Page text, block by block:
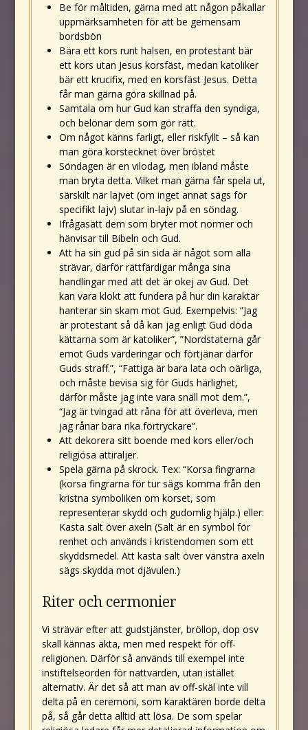
Be för måltiden, gärna med att någon påkallar
uppmärksamheten för att be gemensam
bordsbön
Bära ett kors runt halsen, en protestant bär
ett kors utan Jesus korsfäst, medan katoliker
bär ett krucifix, med en korsfäst Jesus. Detta
får man gärna göra skillnad på.
Samtala om hur Gud kan straffa den syndiga,
och belönar dem som gör rätt.
Om något känns farligt, eller riskfyllt – så kan
man göra korstecknet över bröstet
Söndagen är en vilodag, men ibland måste
man bryta detta. Vilket man gärna får spela ut,
särskilt när lajvet (om inget annat sägs för
specifikt lajv) slutar in-lajv på en söndag.
Ifrågasätt dem som bryter mot normer och
hänvisar till Bibeln och Gud.
Att ha sin gud på sin sida är något som alla
strävar, därför rättfärdigar många sina
handlingar med att det är okej av Gud. Det
kan vara klokt att fundera på hur din karaktär
hanterar sin skam mot Gud. Exempelvis: ”Jag
är protestant så då kan jag enligt Gud döda
kättarna som är katoliker”, ”Nordstaterna går
emot Guds värderingar och förtjänar därför
Guds straff.”, “Fattiga är bara lata och oärliga,
och måste bevisa sig för Guds härlighet,
därför måste jag inte vara snäll mot dem.”,
“Jag är tvingad att råna för att överleva, men
jag rånar bara rika förtryckare”.
Att dekorera sitt boende med kors eller/och
religiösa attiraljer.
Spela gärna på skrock. Tex: “Korsa fingrarna
(korsa fingrarna för tur sägs komma från den
kristna symboliken om korset, som
representerar skydd och gudomlig hjälp.) eller:
Kasta salt över axeln (Salt är en symbol för
renhet och används i kristendomen som ett
skyddsmedel. Att kasta salt över vänstra axeln
sägs skydda mot djävulen.)
Riter och cermonier
Vi strävar efter att gudstjänster, bröllop, dop osv
skall kännas äkta, men med respekt för off-
religionen. Därför så används till exempel inte
instiftelseorden för nattvarden, utan istället
alternativ. Är det så att man av off-skäl inte vill
delta på en ceremoni, som karaktären borde delta
på, så går detta alltid att lösa. De som spelar